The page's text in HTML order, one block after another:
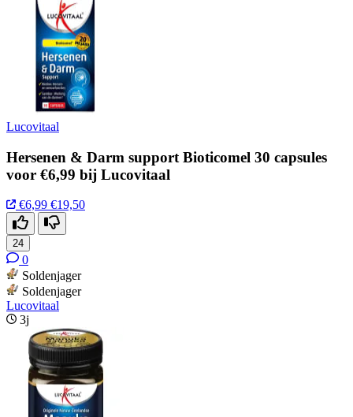
Lucovitaal
Hersenen & Darm support Bioticomel 30 capsules
voor €6,99 bij Lucovitaal
€6,99 €19,50
24
0
Soldenjager
Soldenjager
Lucovitaal
3j